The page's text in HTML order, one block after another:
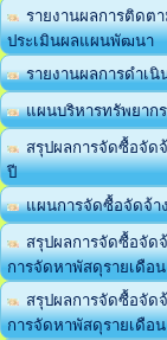
รายงานผลการติดต
ประเมินผลแผนพัฒนา
รายงานผลการดำเนิ
แผนบริหารทรัพยาก
สรุปผลการจัดซื้อจัด
ปี
แผนการจัดซื้อจัดจ้า
สรุปผลการจัดซื้อจัด
การจัดหาพัสดุรายเดือน
สรุปผลการจัดซื้อจัด
การจัดหาพัสดุรายเดือน